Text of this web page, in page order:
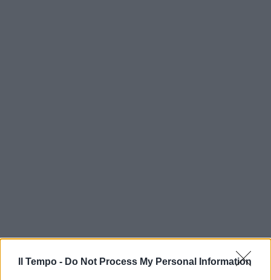
Il Tempo - Do Not Process My Personal Information